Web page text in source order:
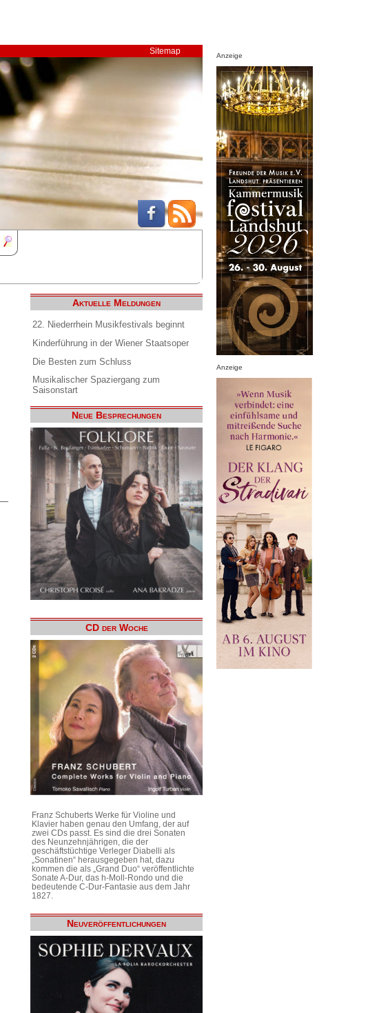
Sitemap
Aktuelle Meldungen
22. Niederrhein Musikfestivals beginnt
Kinderführung in der Wiener Staatsoper
Die Besten zum Schluss
Musikalischer Spaziergang zum
Saisonstart
Neue Besprechungen
CD der Woche
Franz Schuberts Werke für Violine und
Klavier haben genau den Umfang, der auf
zwei CDs passt. Es sind die drei Sonaten
des Neunzehnjährigen, die der
geschäftstüchtige Verleger Diabelli als
„Sonatinen“ herausgegeben hat, dazu
kommen die als „Grand Duo“ veröffentlichte
Sonate A-Dur, das h-Moll-Rondo und die
bedeutende C-Dur-Fantasie aus dem Jahr
1827.
Neuveröffentlichungen
Anzeige
Anzeige